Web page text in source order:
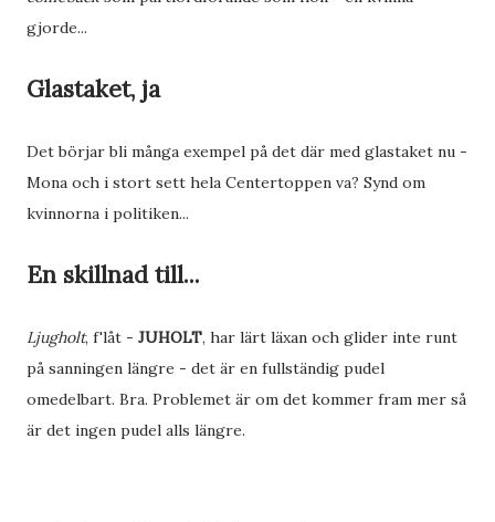
gjorde...
Glastaket, ja
Det börjar bli många exempel på det där med glastaket nu -
Mona och i stort sett hela Centertoppen va? Synd om
kvinnorna i politiken...
En skillnad till...
Ljugholt, f'låt - JUHOLT, har lärt läxan och glider inte runt
på sanningen längre - det är en fullständig pudel
omedelbart. Bra. Problemet är om det kommer fram mer så
är det ingen pudel alls längre.